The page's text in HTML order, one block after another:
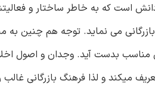
است که به خاطر ساختار و
می نماید. توجه هم چنین به
بدست آید. وجدان و اصول اخلاقی
میکند و لذا فرهنگ بازرگانی